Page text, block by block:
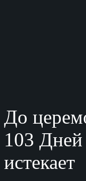
До
103 Дней
истекает